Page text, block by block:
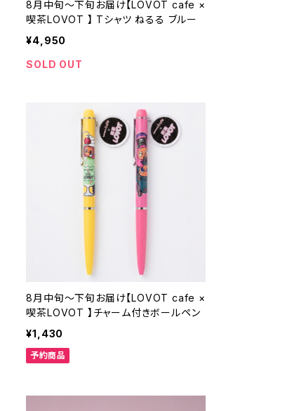
8月中旬～下旬お届け【LOVOT cafe ×
喫茶LOVOT 】 Tシャツ ねるる ブルー
¥4,950
SOLD OUT
8月中旬～下旬お届け【LOVOT cafe ×
喫茶LOVOT 】チャーム付きボールペン
¥1,430
予約商品